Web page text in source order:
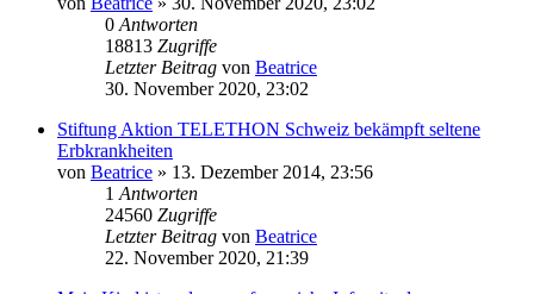
0 Antworten
18813 Zugriffe
Letzter Beitrag von Beatrice
30. November 2020, 23:02
Stiftung Aktion TELETHON Schweiz bekämpft seltene
Erbkrankheiten
von Beatrice » 13. Dezember 2014, 23:56
1 Antworten
24560 Zugriffe
Letzter Beitrag von Beatrice
22. November 2020, 21:39